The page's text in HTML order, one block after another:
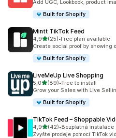
Add UGC, Lookbook, product
Built for Shopify
Mintt TikTok Feed
4,9z 5 hvězd
(25)
Celkový počet recenzí: 25
•Free plan available
Create social proof by showing
Built for Shopify
LiveMeUp Live Shopping
5,0z 5 hvězd
(89)
Celkový počet recenzí: 89
•Free to install
Grow your Sales with Live
Built for Shopify
TikTok Feed – Shoppable
4,9z 5 hvězd
(42)
Celkový počet recenzí: 42
•Bezplatná instalace
Zvyšte prodeje pomocí TikTok